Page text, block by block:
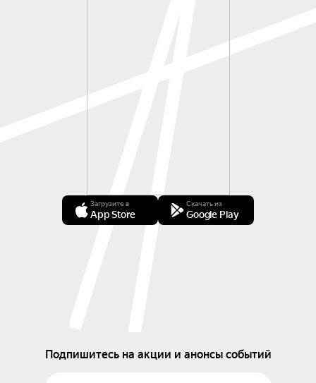
Загрузите в
App Store
Скачать из
Google Play
Подпишитесь на акции и анонсы событий